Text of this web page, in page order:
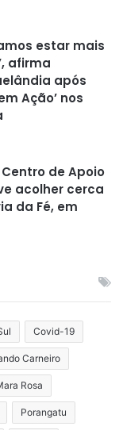
estar mais
afirma
após
Ação’ nos
Centro de Apoio
acolher cerca
da Fé, em
Covid-19
Carneiro
Rosa
Porangatu